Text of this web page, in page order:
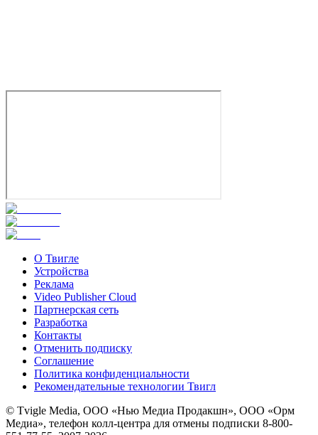
О Твигле
Устройства
Реклама
Video Publisher Cloud
Партнерская сеть
Разработка
Контакты
Отменить подписку
Соглашение
Политика конфиденциальности
Рекомендательные технологии Твигл
© Tvigle Media, ООО «Нью Медиа Продакшн», ООО «Орм
Медиа», телефон колл-центра для отмены подписки 8-800-